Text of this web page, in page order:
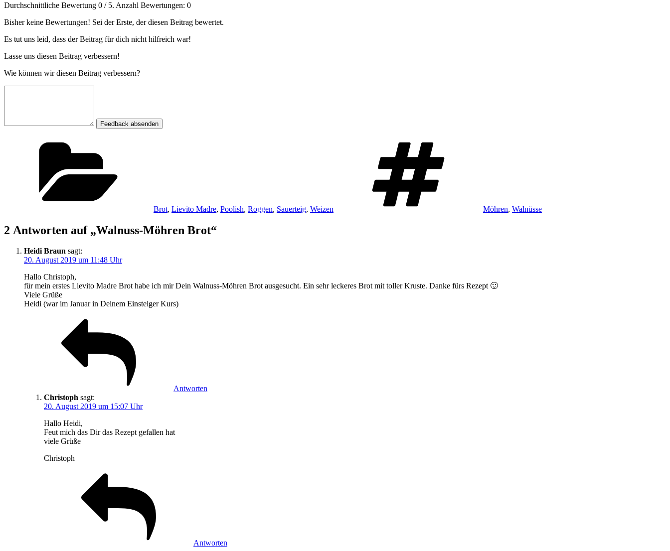
Durchschnittliche Bewertung 0 / 5. Anzahl Bewertungen: 0
Bisher keine Bewertungen! Sei der Erste, der diesen Beitrag bewertet.
Es tut uns leid, dass der Beitrag für dich nicht hilfreich war!
Lasse uns diesen Beitrag verbessern!
Wie können wir diesen Beitrag verbessern?
Feedback absenden
Brot, Lievito Madre, Poolish, Roggen, Sauerteig, Weizen Möhren, Walnüsse
2 Antworten auf „Walnuss-Möhren Brot“
Heidi Braun sagt:
20. August 2019 um 11:48 Uhr
Hallo Christoph,
für mein erstes Lievito Madre Brot habe ich mir Dein Walnuss-Möhren Brot ausgesucht. Ein sehr leckeres Brot mit toller Kruste. Danke fürs Rezept 🙂
Viele Grüße
Heidi (war im Januar in Deinem Einsteiger Kurs)
Antworten
Christoph sagt:
20. August 2019 um 15:07 Uhr
Hallo Heidi,
Feut mich das Dir das Rezept gefallen hat
viele Grüße
Christoph
Antworten